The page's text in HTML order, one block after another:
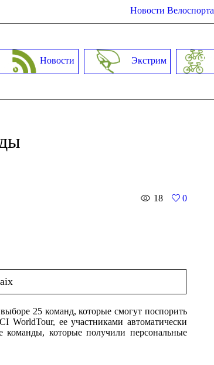
Новости Велоспорта
Новости Экстрим
18
0
25 команд, которые смогут поспорить
WorldTour, ее участниками автоматически
которые получили персональные